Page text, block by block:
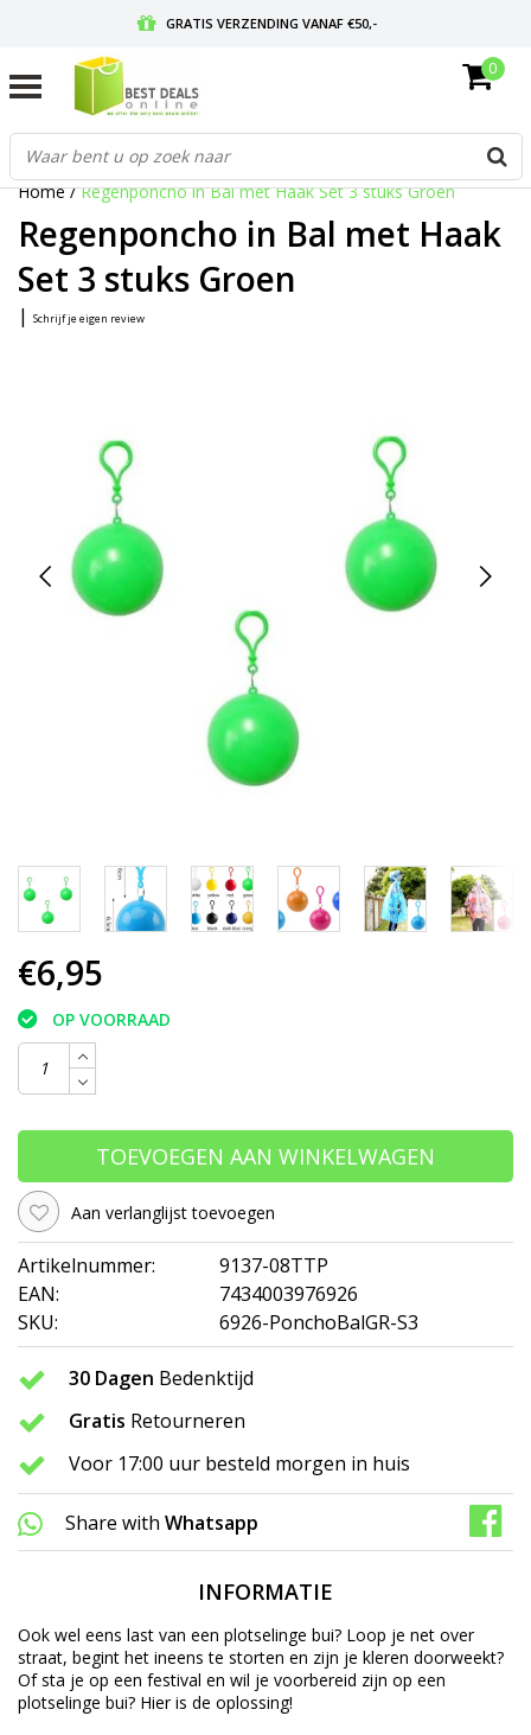
GRATIS VERZENDING VANAF €50,-
GRATIS RETOURNEREN EN 30 DAGEN BEDENKTIJD
0
Home/Regenponcho in Bal met Haak Set 3 stuks Groen
Regenponcho in Bal met Haak
Set 3 stuks Groen
| Schrijf je eigen review
€6,95
OP VOORRAAD
TOEVOEGEN AAN WINKELWAGEN
Aan verlanglijst toevoegen
Artikelnummer:
9137-08TTP
EAN:
7434003976926
SKU:
6926-PonchoBalGR-S3
30 Dagen Bedenktijd
Gratis Retourneren
Voor 17:00 uur besteld morgen in huis
Share with Whatsapp
INFORMATIE
Ook wel eens last van een plotselinge bui? Loop je net over
straat, begint het ineens te storten en zijn je kleren doorweekt?
Of sta je op een festival en wil je voorbereid zijn op een
plotselinge bui? Hier is de oplossing!